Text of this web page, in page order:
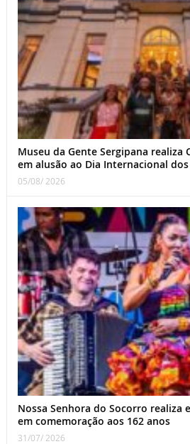
Museu da Gente Sergipana realiza
em alusão ao Dia Internacional
05/08/ 2026
Nossa Senhora do Socorro realiza
em comemoração aos 162 anos
31/07/ 2026